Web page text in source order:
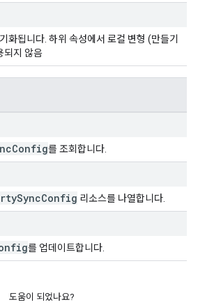
화됩니다. 하위 속성에서 로컬 변형 (만들기
되지 않음
Config를 조회합니다.
SyncConfig 리소스를 나열합니다.
를 업데이트합니다.
도움이 되었나요?